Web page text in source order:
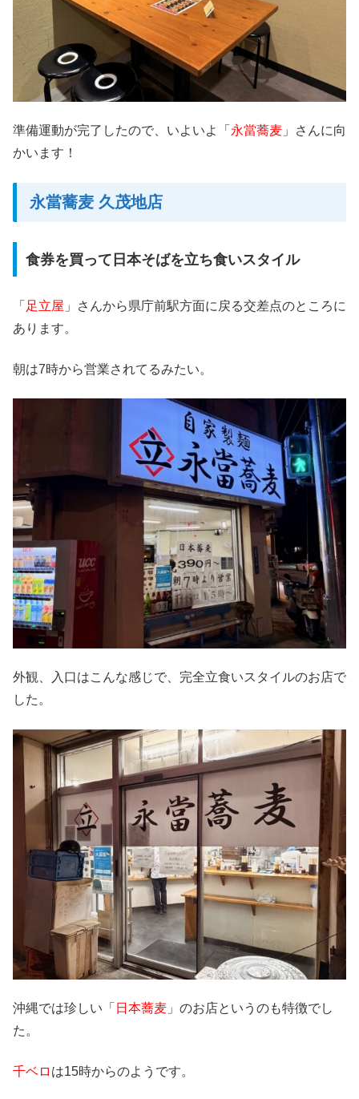
準備運動が完了したので、いよいよ「 永當蕎麦 」さんに向
かいます！
永當蕎麦 久茂地店
食券を買って日本そばを立ち食いスタイル
「 足立屋 」さんから県庁前駅方面に戻る交差点のところに
あります。
朝は7時から営業されてるみたい。
外観、入口はこんな感じで、完全立食いスタイルのお店で
した。
沖縄では珍しい「 日本蕎麦 」のお店というのも特徴でし
た。
千ベロ は15時からのようです。